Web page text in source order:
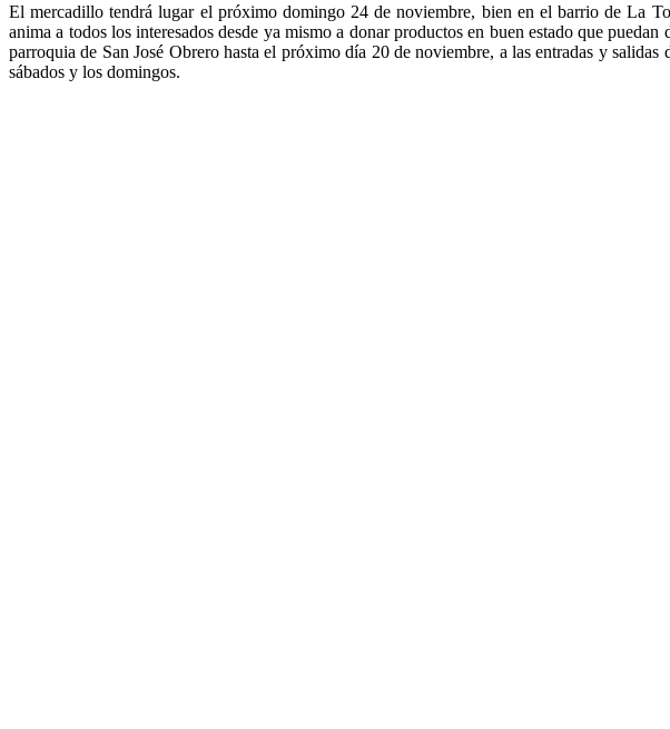
El mercadillo tendrá lugar el próximo domingo 24 de noviembre, bien en el barrio de La
anima a todos los interesados desde ya mismo a donar productos en buen estado que
parroquia de San José Obrero hasta el próximo día 20 de noviembre, a las entradas y
sábados y los domingos.